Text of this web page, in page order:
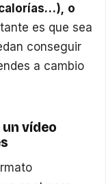
o
es que sea
conseguir
a cambio
vídeo